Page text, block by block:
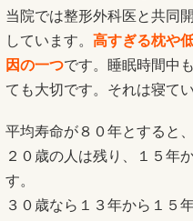
当院では整形外科医と共同
しています。 高すぎる枕や
因の一つです。睡眠時間中
ても大切です。それは寝て
平均寿命が８０年とすると、
２０歳の人は残り、１５年
す。
３０歳なら１３年から１５年